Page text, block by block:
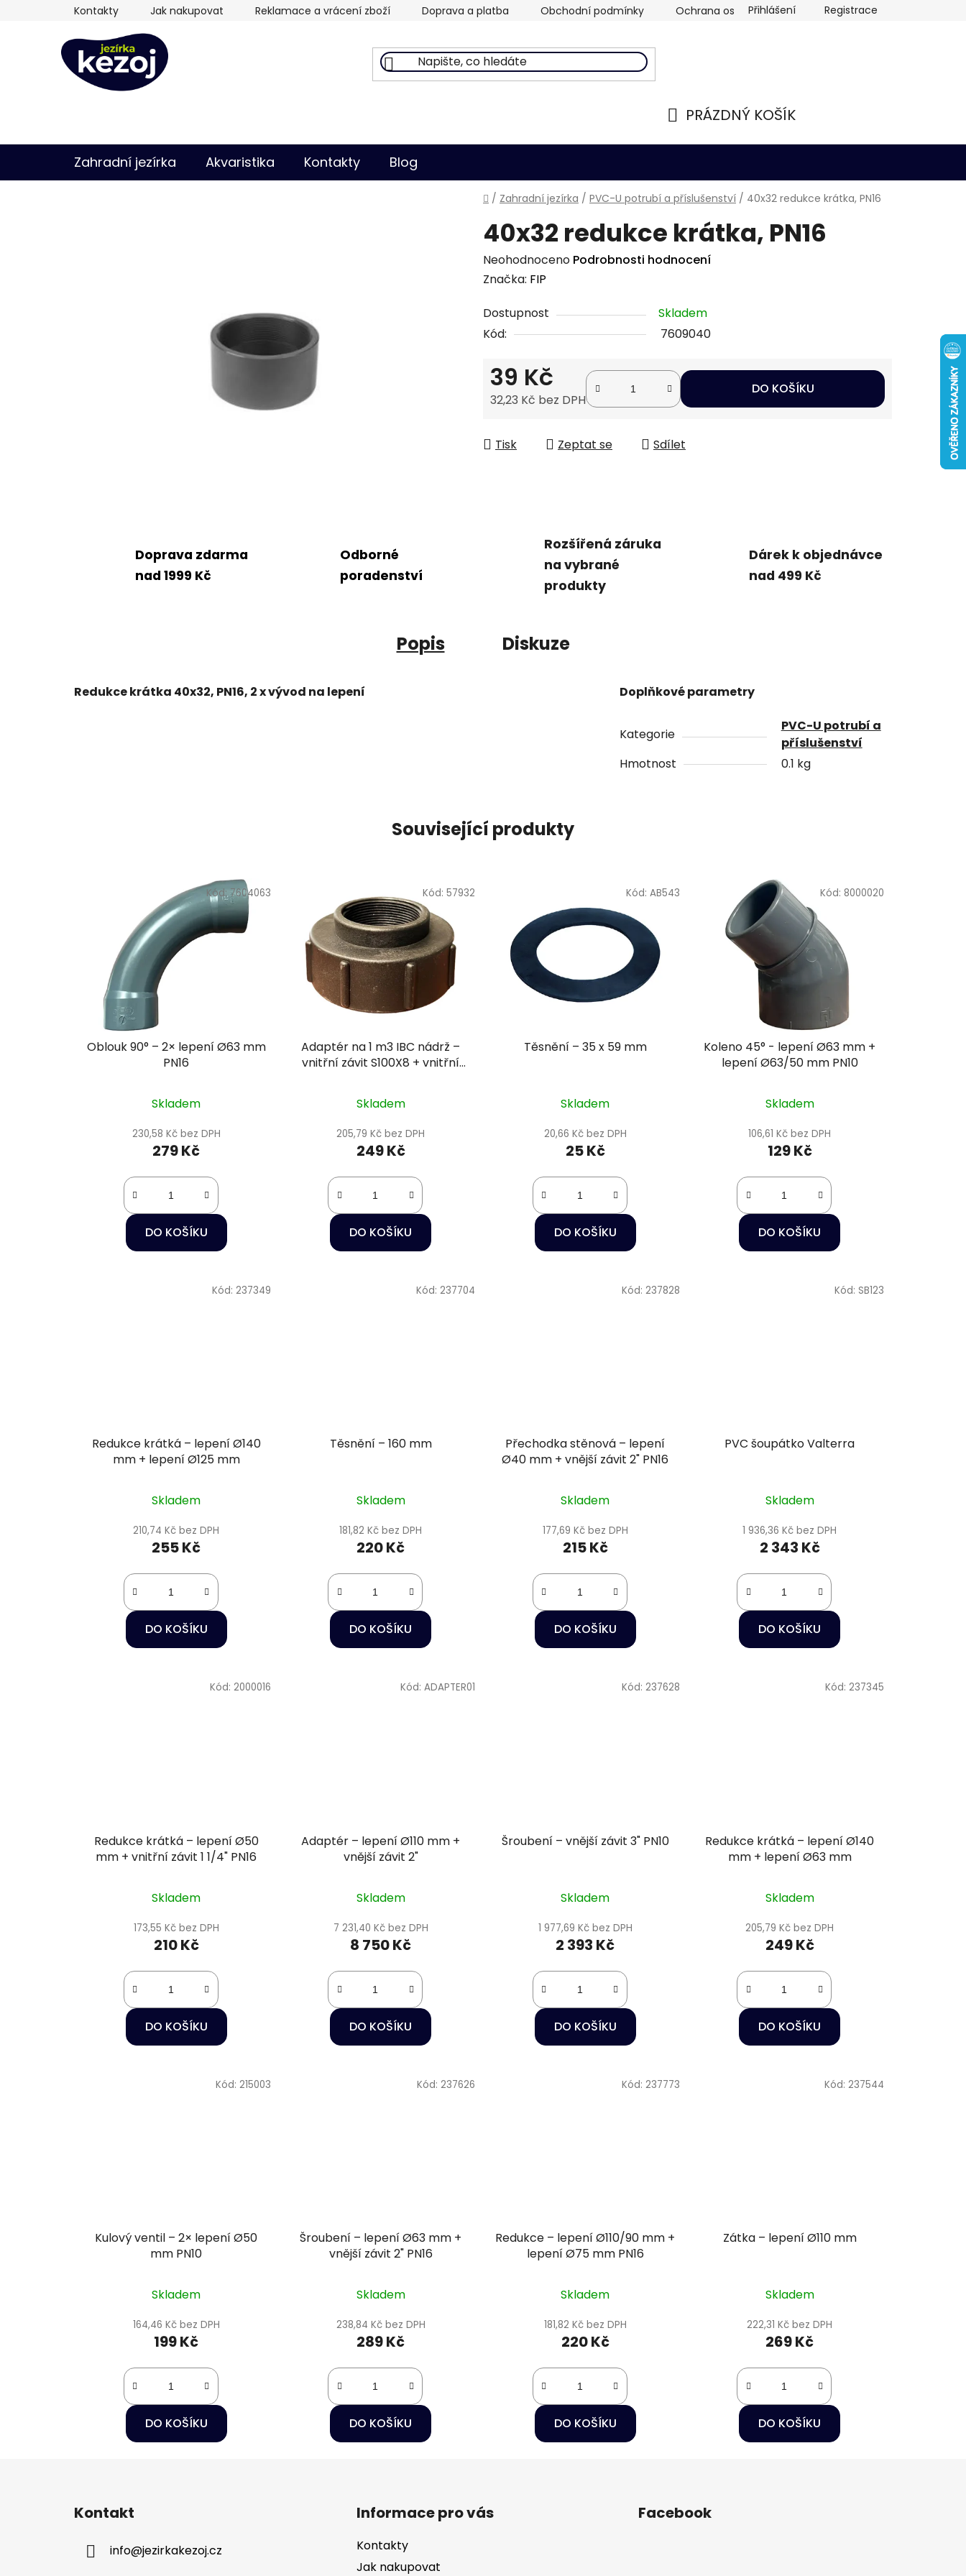
Kontakty Jak nakupovat Reklamace a vrácení zboží Doprava a platba Obchodní podmínky Ochrana osobních údajů
Přihlášení Registrace
PRÁZDNÝ KOŠÍK
Zahradní jezírka Akvaristika Kontakty Blog
Domů
/ Zahradní jezírka / PVC-U potrubí a příslušenství / 40x32 redukce krátka, PN16
40x32 redukce krátka, PN16
Průměrné
hodnocení
je
0,0
hvězdiček.
Neohodnoceno Podrobnosti hodnocení
Značka: FIP
Dostupnost
Skladem
Kód:
7609040
39 Kč
32,23 Kč bez DPH
DO KOŠÍKU
Tisk Zeptat se Sdílet
Doprava zdarma
nad 1999 Kč
Odborné
poradenství
Rozšířená záruka
na vybrané
produkty
Dárek k objednávce
nad 499 Kč
Popis Diskuze
Redukce krátka 40x32, PN16, 2 x vývod na lepení Doplňkové parametry
Kategorie
PVC-U potrubí a
příslušenství
Hmotnost
0.1 kg
Související produkty
Oblouk 90° – 2× lepení Ø63 mm
PN16
Skladem
230,58 Kč bez DPH
279 Kč
DO KOŠÍKU
Kód:7604063
Adaptér na 1 m3 IBC nádrž –
vnitřní závit S100X8 + vnitřní
Skladem
205,79 Kč bez DPH
249 Kč
DO KOŠÍKU
Kód: 57932
Těsnění – 35 x 59 mm
Skladem
20,66 Kč bez DPH
25 Kč
DO KOŠÍKU
Kód: AB543
Koleno 45° - lepení Ø63 mm +
lepení Ø63/50 mm PN10
Skladem
106,61 Kč bez DPH
129 Kč
DO KOŠÍKU
Kód: 8000020
Redukce krátká – lepení Ø140
mm + lepení Ø125 mm
Skladem
210,74 Kč bez DPH
255 Kč
DO KOŠÍKU
Kód: 237349
Těsnění – 160 mm
Skladem
181,82 Kč bez DPH
220 Kč
DO KOŠÍKU
Kód: 237704
Přechodka stěnová – lepení
Ø40 mm + vnější závit 2" PN16
Skladem
177,69 Kč bez DPH
215 Kč
DO KOŠÍKU
Kód: 237828
PVC šoupátko Valterra
Skladem
1 936,36 Kč bez DPH
2 343 Kč
DO KOŠÍKU
Kód: SB123
Redukce krátká – lepení Ø50
mm + vnitřní závit 1 1/4" PN16
Skladem
173,55 Kč bez DPH
210 Kč
DO KOŠÍKU
Kód: 2000016
Adaptér – lepení Ø110 mm +
vnější závit 2"
Skladem
7 231,40 Kč bez DPH
8 750 Kč
DO KOŠÍKU
Kód: ADAPTER01
Šroubení – vnější závit 3" PN10
Skladem
1 977,69 Kč bez DPH
2 393 Kč
DO KOŠÍKU
Kód: 237628
Redukce krátká – lepení Ø140
mm + lepení Ø63 mm
Skladem
205,79 Kč bez DPH
249 Kč
DO KOŠÍKU
Kód: 237345
Kulový ventil – 2× lepení Ø50
mm PN10
Skladem
164,46 Kč bez DPH
199 Kč
DO KOŠÍKU
Kód: 215003
Šroubení – lepení Ø63 mm +
vnější závit 2" PN16
Skladem
238,84 Kč bez DPH
289 Kč
DO KOŠÍKU
Kód: 237626
Redukce – lepení Ø110/90 mm +
lepení Ø75 mm PN16
Skladem
181,82 Kč bez DPH
220 Kč
DO KOŠÍKU
Kód: 237773
Zátka – lepení Ø110 mm
Skladem
222,31 Kč bez DPH
269 Kč
DO KOŠÍKU
Kód: 237544
Kontakt
info@jezirkakezoj.cz
Informace pro vás
Kontakty
Jak nakupovat
Facebook